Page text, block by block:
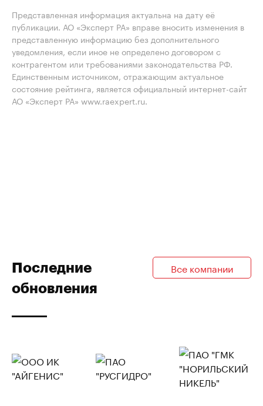
Представленная информация актуальна на дату её
публикации. АО «Эксперт РА» вправе вносить изменения в
представленную информацию без дополнительного
уведомления, если иное не определено договором с
контрагентом или требованиями законодательства РФ.
Единственным источником, отражающим актуальное
состояние рейтинга, является официальный интернет-сайт
АО «Эксперт РА» www.raexpert.ru.
Последние
обновления
Все компании